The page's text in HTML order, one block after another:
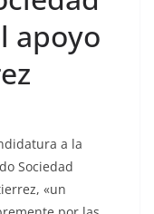
apoyo
a la
Sociedad
, «un